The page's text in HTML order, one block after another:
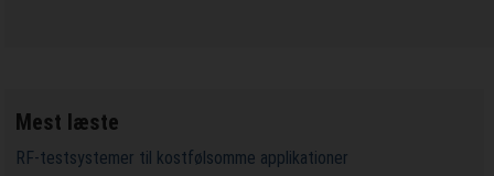
Mest læste
RF-testsystemer til kostfølsomme applikationer